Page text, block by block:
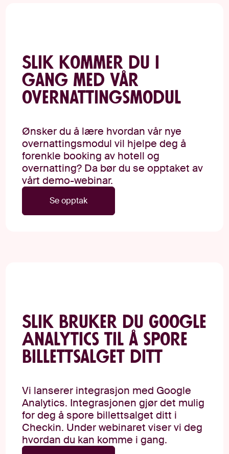
Slik kommer du i
gang med vår
overnattingsmodul
Ønsker du å lære hvordan vår nye
overnattingsmodul vil hjelpe deg å
forenkle booking av hotell og
overnatting? Da bør du se opptaket av
vårt demo-webinar.
Se opptak
Slik bruker du Google
Analytics til å spore
billettsalget ditt
Vi lanserer integrasjon med Google
Analytics. Integrasjonen gjør det mulig
for deg å spore billettsalget ditt i
Checkin. Under webinaret viser vi deg
hvordan du kan komme i gang.